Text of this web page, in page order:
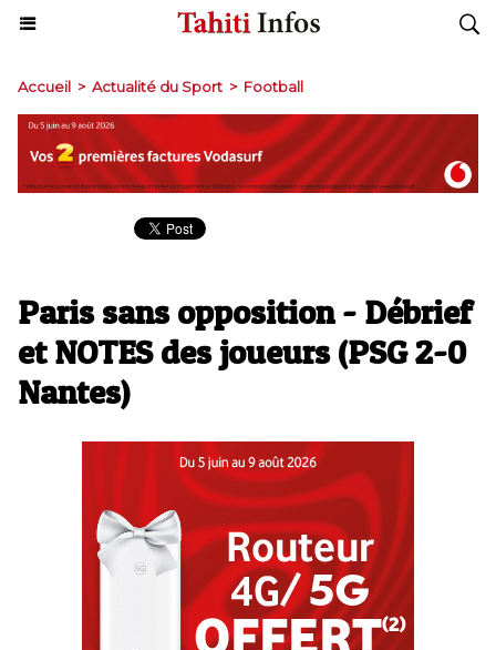
Accueil > Actualité du Sport > Football
Paris sans opposition - Débrief
et NOTES des joueurs (PSG 2-0
Nantes)